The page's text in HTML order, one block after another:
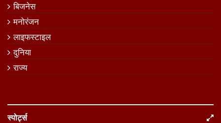
बिजनेस
मनोरंजन
लाइफस्टाइल
दुनिया
राज्य
स्पोर्ट्स